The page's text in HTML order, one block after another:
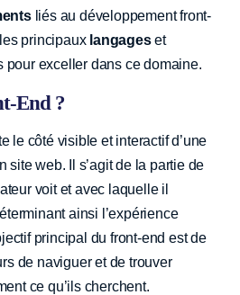
liés au développement front-
principaux langageset
pour exceller dans ce domaine.
End ?
le côté visible et interactif d’une
site web. Il s’agit de la partie de
voit et avec laquelle il
ainsi l’expérience
principal du front-end est de
de naviguer et de trouver
ce qu’ils cherchent.